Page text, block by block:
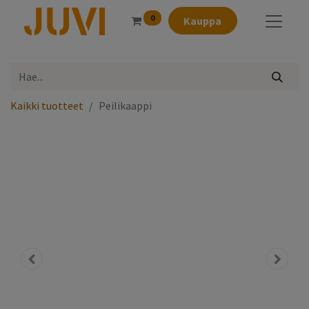
0 Kauppa
Kaikki tuotteet Peilikaappi